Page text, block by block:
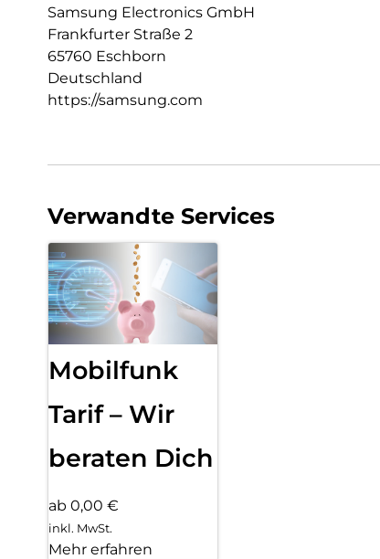
Samsung Electronics GmbH
Frankfurter Straße 2
65760 Eschborn
Deutschland
https://samsung.com
Verwandte Services
Mobilfunk
Tarif – Wir
beraten Dich
ab 0,00 €
inkl. MwSt.
Mehr erfahren